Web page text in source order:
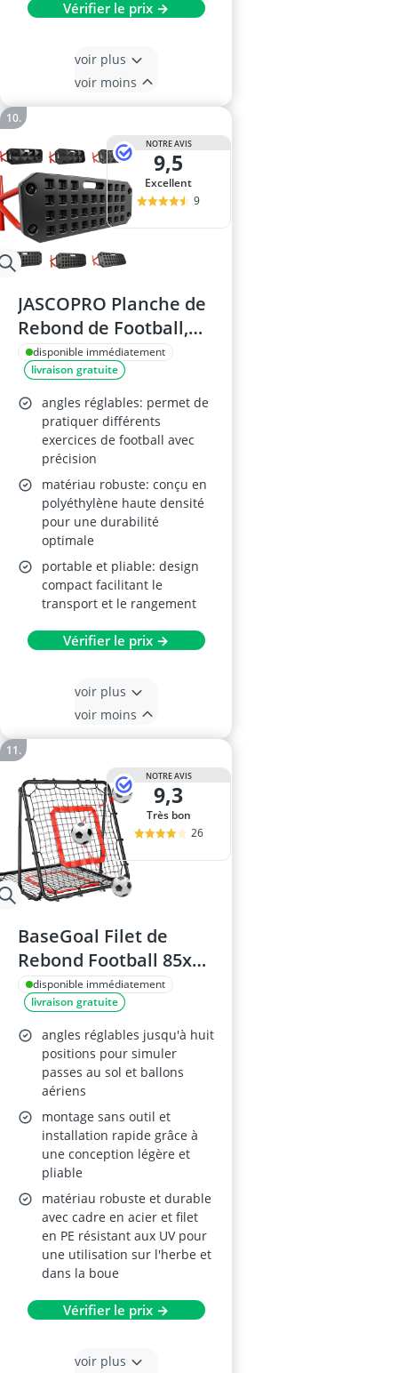
Vérifier le prix →
voir plus
voir moins
NOTRE AVIS
9,5
Excellent
9
JASCOPRO Planche de
Rebond de Football,
Surface Double, Angle
Réglable
disponible immédiatement
livraison gratuite
angles réglables: permet de
pratiquer différents
exercices de football avec
précision
matériau robuste: conçu en
polyéthylène haute densité
pour une durabilité
optimale
portable et pliable: design
compact facilitant le
transport et le rangement
Vérifier le prix →
voir plus
voir moins
NOTRE AVIS
9,3
Très bon
26
BaseGoal Filet de
Rebond Football 85x85
cm, Réglable et
Pliable, Filet Double
Pour Entraînement
disponible immédiatement
livraison gratuite
angles réglables jusqu'à huit
positions pour simuler
passes au sol et ballons
aériens
montage sans outil et
installation rapide grâce à
une conception légère et
pliable
matériau robuste et durable
avec cadre en acier et filet
en PE résistant aux UV pour
une utilisation sur l'herbe et
dans la boue
Vérifier le prix →
voir plus